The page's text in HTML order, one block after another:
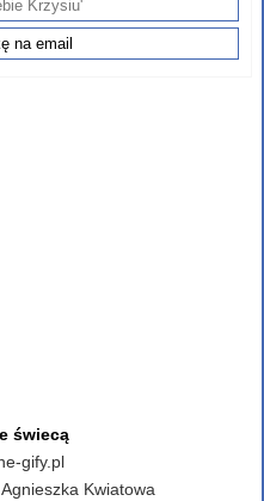
świecą
gify.pl
Agnieszka Kwiatowa